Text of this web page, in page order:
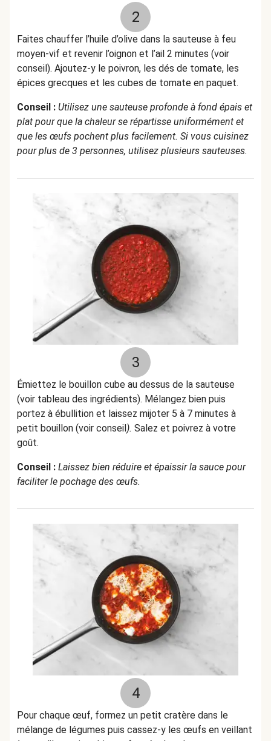
2
Faites chauffer l’huile d’olive dans la sauteuse à feu
moyen-vif et revenir l’oignon et l’ail 2 minutes (voir
conseil). Ajoutez-y le poivron, les dés de tomate, les
épices grecques et les cubes de tomate en paquet.
Conseil : Utilisez une sauteuse profonde à fond épais et
plat pour que la chaleur se répartisse uniformément et
que les œufs pochent plus facilement. Si vous cuisinez
pour plus de 3 personnes, utilisez plusieurs sauteuses.
3
Émiettez le bouillon cube au dessus de la sauteuse
(voir tableau des ingrédients). Mélangez bien puis
portez à ébullition et laissez mijoter 5 à 7 minutes à
petit bouillon (voir conseil). Salez et poivrez à votre
goût.
Conseil : Laissez bien réduire et épaissir la sauce pour
faciliter le pochage des œufs.
4
Pour chaque œuf, formez un petit cratère dans le
mélange de légumes puis cassez-y les œufs en veillant